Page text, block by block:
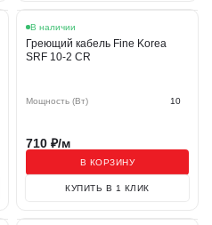
В наличии
Греющий кабель Fine Korea
SRF 10-2 CR
Мощность (Вт) 10
710 ₽/м
В КОРЗИНУ
КУПИТЬ В 1 КЛИК